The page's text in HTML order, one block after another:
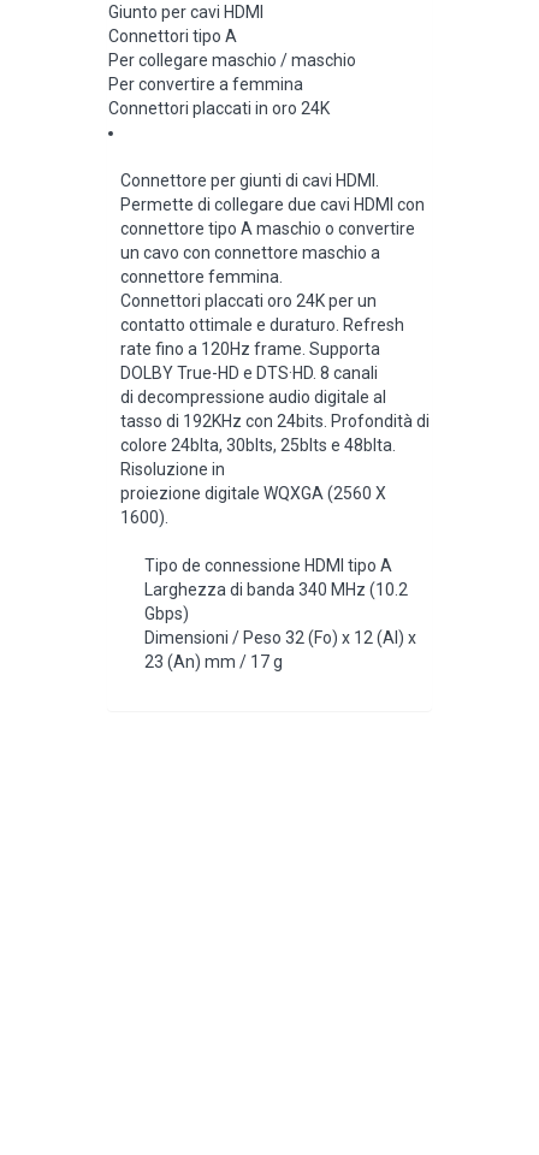
Giunto per cavi HDMI
Connettori tipo A
Per collegare maschio / maschio
Per convertire a femmina
Connettori placcati in oro 24K
Connettore per giunti di cavi HDMI.
Permette di collegare due cavi HDMI con
connettore tipo A maschio o convertire
un cavo con connettore maschio a
connettore femmina.
Connettori placcati oro 24K per un
contatto ottimale e duraturo. Refresh
rate fino a 120Hz frame. Supporta
DOLBY True-HD e DTS·HD. 8 canali
di decompressione audio digitale al
tasso di 192KHz con 24bits. Profondità di
colore 24blta, 30blts, 25blts e 48blta.
Risoluzione in
proiezione digitale WQXGA (2560 X
1600).
Tipo de connessione HDMI tipo A
Larghezza di banda 340 MHz (10.2
Gbps)
Dimensioni / Peso 32 (Fo) x 12 (Al) x
23 (An) mm / 17 g